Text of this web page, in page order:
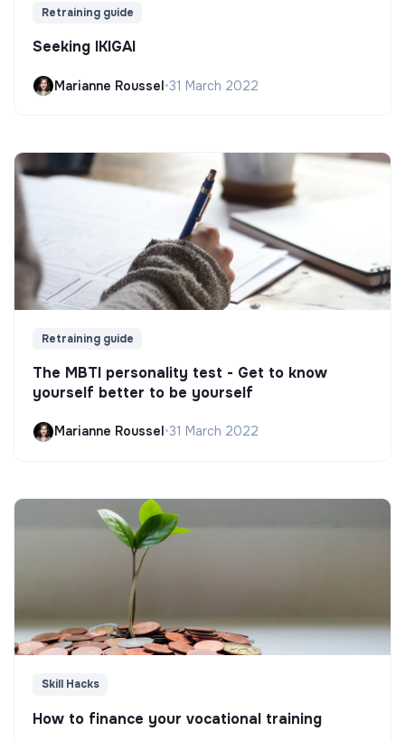
Retraining guide
Seeking IKIGAI
Marianne Roussel•31 March 2022
Retraining guide
The MBTI personality test - Get to know
yourself better to be yourself
Marianne Roussel •31 March 2022
Skill Hacks
How to finance your vocational training